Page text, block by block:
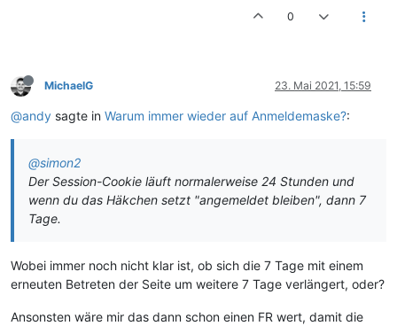
0
MichaelG 23. Mai 2021, 15:59
@andy sagte in Warum immer wieder auf Anmeldemaske?:
@simon2
Der Session-Cookie läuft normalerweise 24 Stunden und
wenn du das Häkchen setzt "angemeldet bleiben", dann 7
Tage.
Wobei immer noch nicht klar ist, ob sich die 7 Tage mit einem
erneuten Betreten der Seite um weitere 7 Tage verlängert, oder?
Ansonsten wäre mir das dann schon einen FR wert, damit die